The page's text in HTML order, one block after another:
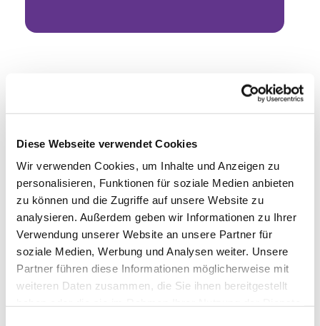
Diese Webseite verwendet Cookies
Wir verwenden Cookies, um Inhalte und Anzeigen zu
personalisieren, Funktionen für soziale Medien anbieten
zu können und die Zugriffe auf unsere Website zu
analysieren. Außerdem geben wir Informationen zu Ihrer
Verwendung unserer Website an unsere Partner für
soziale Medien, Werbung und Analysen weiter. Unsere
Partner führen diese Informationen möglicherweise mit
weiteren Daten zusammen, die Sie ihnen bereitgestellt